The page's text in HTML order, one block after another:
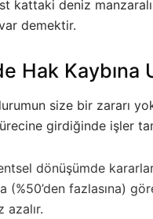
kattaki deniz
demektir.
Hak Kaybına
size bir zararı
girdiğinde işler
dönüşümde
(%50’den fazlasına)
azalır.